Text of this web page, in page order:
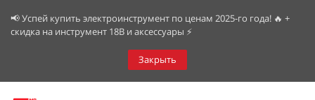
📢 Успей купить электроинструмент по ценам 2025-го года! 🔥 +
скидка на инструмент 18В и аксессуары ⚡️
Закрыть